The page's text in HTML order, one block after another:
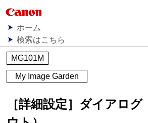
ホーム
検索はこちら
MG101M
My Image Garden
［詳細設定］ダイアログ